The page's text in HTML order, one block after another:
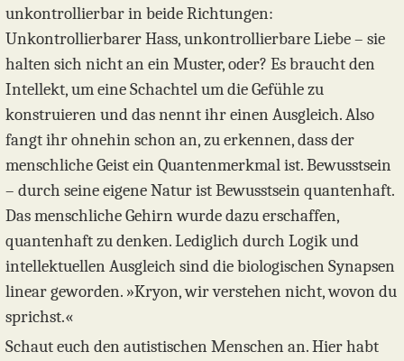
unkontrollierbar in beide Richtungen:
Unkontrollierbarer Hass, unkontrollierbare Liebe – sie
halten sich nicht an ein Muster, oder? Es braucht den
Intellekt, um eine Schachtel um die Gefühle zu
konstruieren und das nennt ihr einen Ausgleich. Also
fangt ihr ohnehin schon an, zu erkennen, dass der
menschliche Geist ein Quantenmerkmal ist. Bewusstsein
– durch seine eigene Natur ist Bewusstsein quantenhaft.
Das menschliche Gehirn wurde dazu erschaffen,
quantenhaft zu denken. Lediglich durch Logik und
intellektuellen Ausgleich sind die biologischen Synapsen
linear geworden. »Kryon, wir verstehen nicht, wovon du
sprichst.«
Schaut euch den autistischen Menschen an. Hier habt